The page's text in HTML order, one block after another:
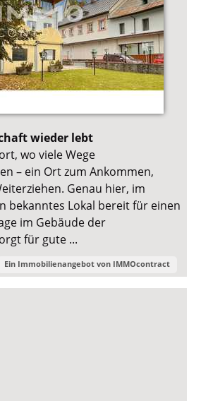
wieder lebt
wo viele Wege
– ein Ort zum Ankommen,
Genau hier, im
bekanntes Lokal bereit für einen
im Gebäude der
für gute ...
Ein Immobilienangebot von IMMOcontract